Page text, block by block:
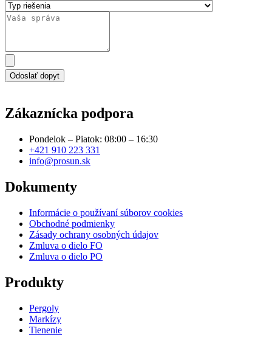
Odoslať dopyt
Zákaznícka podpora
Pondelok – Piatok: 08:00 – 16:30
+421 910 223 331
info@prosun.sk
Dokumenty
Informácie o používaní súborov cookies
Obchodné podmienky
Zásady ochrany osobných údajov
Zmluva o dielo FO
Zmluva o dielo PO
Produkty
Pergoly
Markízy
Tienenie